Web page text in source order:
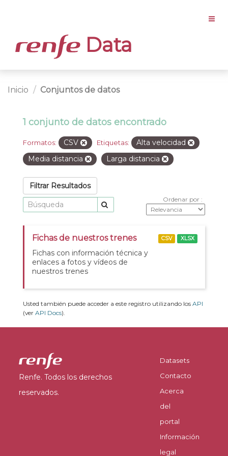
Data
Inicio Conjuntos de datos
1 conjunto de datos encontrado
Formatos: CSV Etiquetas:
Alta velocidad
Media distancia
Larga distancia
Filtrar Resultados
Ordenar por
Fichas de nuestros trenes
Fichas con información técnica y
enlaces a fotos y vídeos de
nuestros trenes
CSV XLSX
Usted también puede acceder a este registro utilizando los API
(ver API Docs).
Renfe. Todos los derechos
reservados.
Datasets
Contacto
Acerca
del
portal
Información
legal